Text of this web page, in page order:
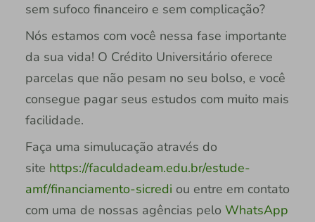
sem sufoco financeiro e sem complicação?
Nós estamos com você nessa fase importante
da sua vida! O Crédito Universitário oferece
parcelas que não pesam no seu bolso, e você
consegue pagar seus estudos com muito mais
facilidade.
Faça uma simulucação através do
site https://faculdadeam.edu.br/estude-
amf/financiamento-sicredi ou entre em contato
com uma de nossas agências pelo WhatsApp